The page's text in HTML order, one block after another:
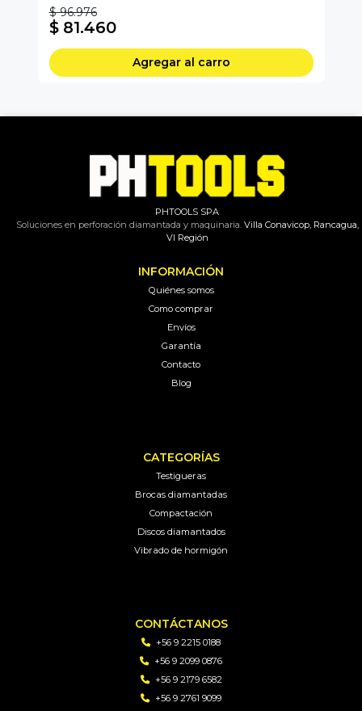
$ 96.976
$ 81.460
Agregar al carro
PHTOOLS SPA
Soluciones en perforación diamantada y maquinaria.Villa Conavicop, Rancagua,
VI Región
INFORMACIÓN
Quiénes somos
Como comprar
Envíos
Garantía
Contacto
Blog
CATEGORÍAS
Testigueras
Brocas diamantadas
Compactación
Discos diamantados
Vibrado de hormigón
CONTÁCTANOS
+56 9 2215 0188
+56 9 2099 0876
+56 9 2179 6582
+56 9 2761 9099